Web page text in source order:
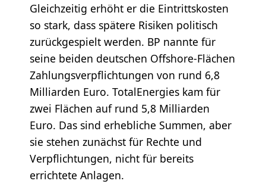
Gleichzeitig erhöht er die Eintrittskosten
so stark, dass spätere Risiken politisch
zurückgespielt werden. BP nannte für
seine beiden deutschen Offshore-Flächen
Zahlungsverpflichtungen von rund 6,8
Milliarden Euro. TotalEnergies kam für
zwei Flächen auf rund 5,8 Milliarden
Euro. Das sind erhebliche Summen, aber
sie stehen zunächst für Rechte und
Verpflichtungen, nicht für bereits
errichtete Anlagen.